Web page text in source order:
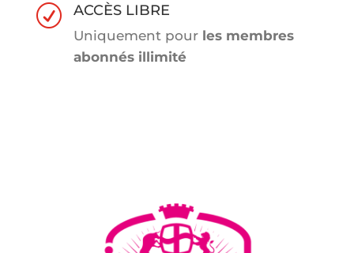
R ACCÈS LIBRE
Uniquement pourles membres
abonnés illimité